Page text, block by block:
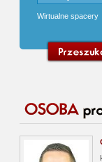
Wirtualne spacery